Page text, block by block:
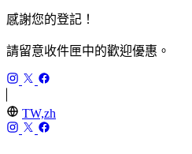
感謝您的登記！
請留意收件匣中的歡迎優惠。
TW,zh